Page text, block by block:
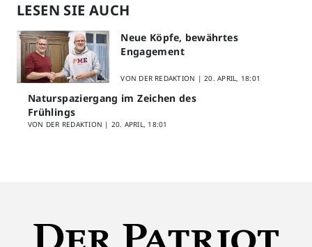
LESEN SIE AUCH
Neue Köpfe, bewährtes
Engagement
VON DER REDAKTION |20. APRIL, 18:01
Naturspaziergang im Zeichen des
Frühlings
VON DER REDAKTION | 20. APRIL, 18:01